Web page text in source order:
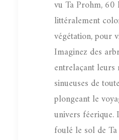
vu Ta Prohm, 60
littéralement
végétation, pour
Imaginez des
entrelaçant leurs
sinueuses de
plongeant le
univers
foulé le sol de